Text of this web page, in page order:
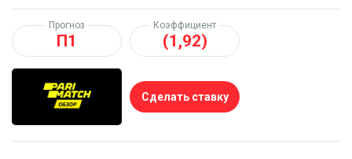
Прогноз
П1
Коэффициент
(1,92)
Сделать ставку